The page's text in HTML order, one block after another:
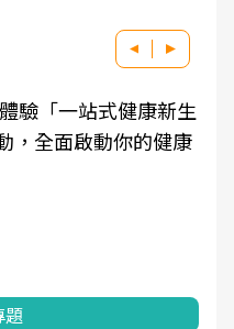
驗「一站式健康新生
，全面啟動你的健康
題